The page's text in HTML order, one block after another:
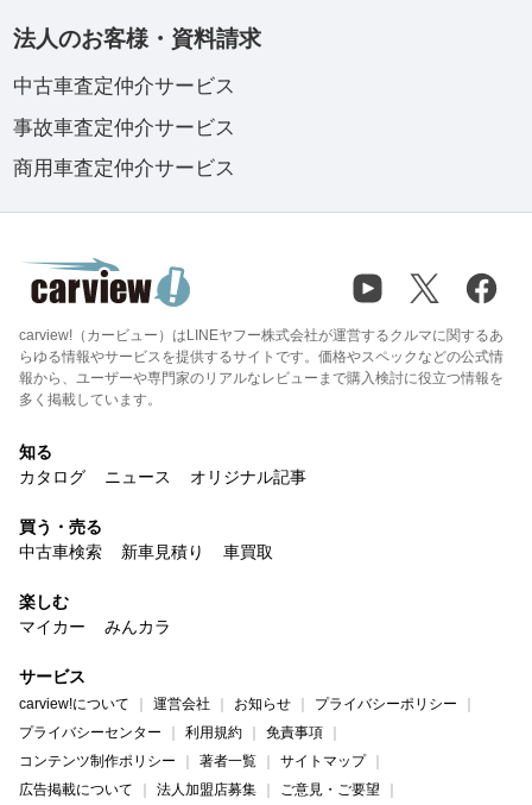
法人のお客様・資料請求
中古車査定仲介サービス
事故車査定仲介サービス
商用車査定仲介サービス
carview!（カービュー）はLINEヤフー株式会社が運営するクルマに関するあ
らゆる情報やサービスを提供するサイトです。価格やスペックなどの公式情
報から、ユーザーや専門家のリアルなレビューまで購入検討に役立つ情報を
多く掲載しています。
知る
カタログ
ニュース オリジナル記事
買う・売る
中古車検索
新車見積り 車買取
楽しむ
マイカー
みんカラ
サービス
carview!について 運営会社 お知らせ
プライバシーポリシー
プライバシーセンター
利用規約
免責事項
コンテンツ制作ポリシー
著者一覧
サイトマップ
広告掲載について
法人加盟店募集 ご意見・ご要望